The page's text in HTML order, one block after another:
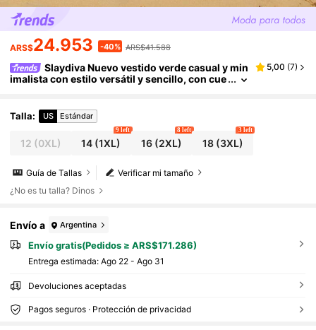
ARS$24.953 -40% ARS$41.588
Slaydiva Nuevo vestido verde casual y min
imalista con estilo versátil y sencillo, con cue
erano
5,00 (7)
Talla: US Estándar
12 (0XL) 14 (1XL)
9 left
16(2XL)
8 left
18(3XL)
3 left
Verificar mi tamaño
Guía de Tallas
¿No es tu talla? Dinos
Envío a Argentina
Envío gratis(Pedidos ≥ ARS$171.286)
Entrega estimada: Ago 22 - Ago 31
Devoluciones aceptadas
Pagos seguros · Protección de privacidad